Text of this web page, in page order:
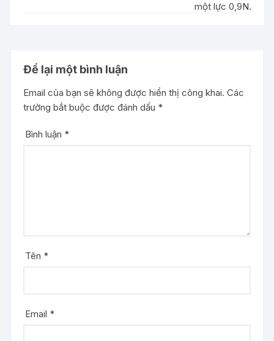
một lực 0,9N.
Để lại một bình luận
Email của bạn sẽ không được hiển thị công khai. Các
trường bắt buộc được đánh dấu *
Bình luận *
Tên *
Email *